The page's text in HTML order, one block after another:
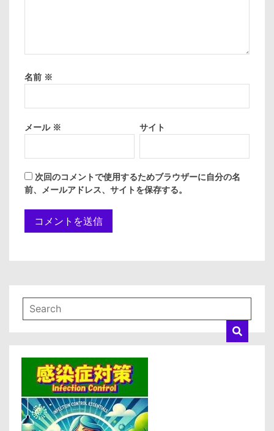
名前 ※
メール ※ サイト
次回のコメントで使用するためブラウザーに自分の名
前、メールアドレス、サイトを保存する。